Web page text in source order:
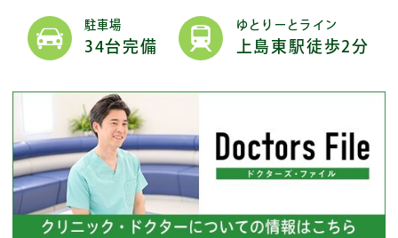
駐車場
34台完備
ゆとりーとライン
上島東駅徒歩2分